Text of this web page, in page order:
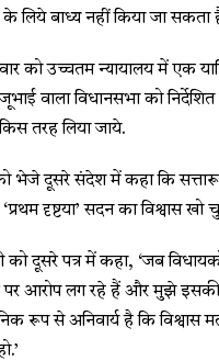
के लिये बाध्य नहीं किया जा सकता
को उच्चतम न्यायालय में एक
वाला विधानसभा को
किस तरह लिया जाये.
को भेजे दूसरे संदेश में कहा कि
दृष्टया’ सदन का विश्वास खो
को दूसरे पत्र में कहा, ‘जब
पर आरोप लग रहे हैं और मुझे
रूप से अनिवार्य है कि विश्वास